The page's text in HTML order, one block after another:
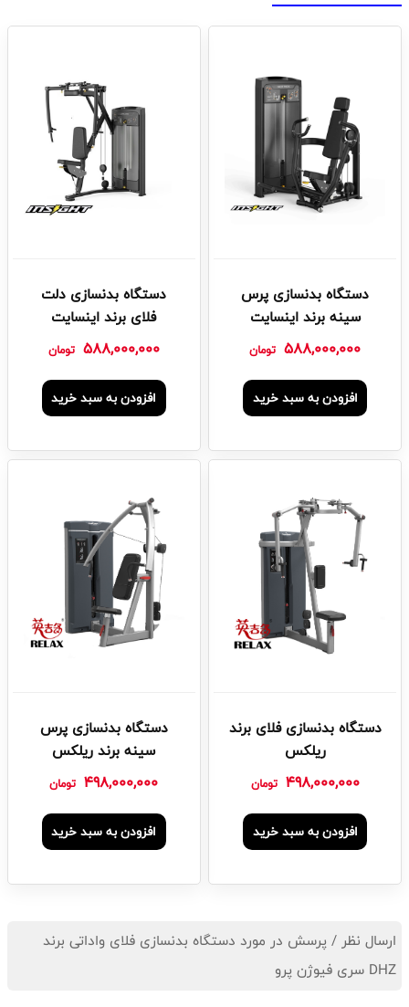
دستگاه بدنسازی پرس
سینه برند اینسایت
588,000,000 تومان
افزودن به سبد خرید
دستگاه بدنسازی دلت
فلای برند اینسایت
588,000,000 تومان
افزودن به سبد خرید
دستگاه بدنسازی فلای برند
ریلکس
498,000,000 تومان
افزودن به سبد خرید
دستگاه بدنسازی پرس
سینه برند ریلکس
498,000,000 تومان
افزودن به سبد خرید
ارسال نظر / پرسش در مورد دستگاه بدنسازی فلای واداتی برند
DHZ سری فیوژن پرو